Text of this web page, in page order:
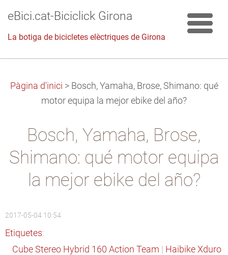
eBici.cat-Biciclick Girona
La botiga de bicicletes elèctriques de Girona
Pàgina d'inici > Bosch, Yamaha, Brose, Shimano: qué
motor equipa la mejor ebike del año?
Bosch, Yamaha, Brose,
Shimano: qué motor equipa
la mejor ebike del año?
2017-05-04 10:54
Etiquetes:
Cube Stereo Hybrid 160 Action Team
Haibike Xduro